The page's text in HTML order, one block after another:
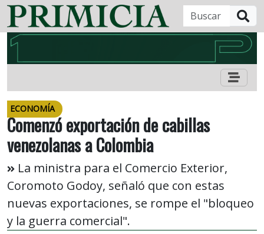
ECONOMÍA
Comenzó exportación de cabillas
venezolanas a Colombia
La ministra para el Comercio Exterior,
Coromoto Godoy, señaló que con estas
nuevas exportaciones, se rompe el "bloqueo
y la guerra comercial".